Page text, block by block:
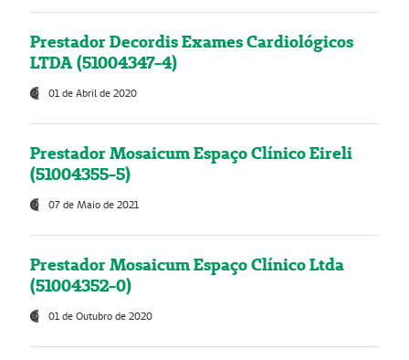
Prestador Decordis Exames Cardiológicos
LTDA (51004347-4)
01 de Abril de 2020
Prestador Mosaicum Espaço Clínico Eireli
(51004355-5)
07 de Maio de 2021
Prestador Mosaicum Espaço Clínico Ltda
(51004352-0)
01 de Outubro de 2020